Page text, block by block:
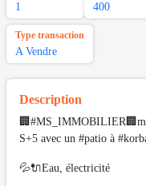
1 400
Type transaction
A Vendre
Description
S+5 avec un #patio à
💦🔌Eau, électricité